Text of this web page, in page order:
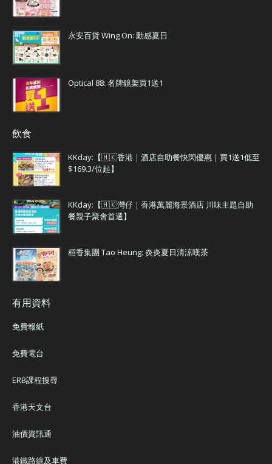
永安百貨 Wing On: 動感夏日
Optical 88: 名牌鏡架買1送1
飲食
KKday:【🇭🇰香港｜酒店自助餐快閃優惠｜買1送1低至
$169.3/位起】
KKday:【🇭🇰灣仔｜香港萬麗海景酒店 川味主題自助
餐親子聚會首選】
稻香集團 Tao Heung: 炎炎夏日清涼嘆茶
有用資料
免費報紙
免費電台
ERB課程搜尋
香港天文台
油價資訊通
港鐵路線及車費